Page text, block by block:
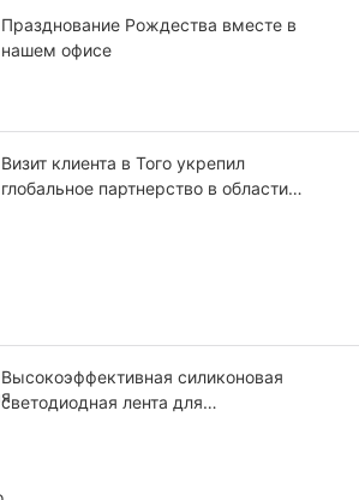
Празднование Рождества вместе в
нашем офисе
Визит клиента в Того укрепил
глобальное партнерство в области
Высокоэффективная силиконовая
светодиодная лента для